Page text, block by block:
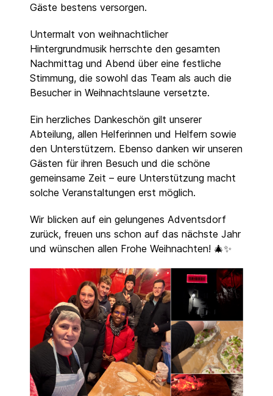
Gäste bestens versorgen.
Untermalt von weihnachtlicher
Hintergrundmusik herrschte den gesamten
Nachmittag und Abend über eine festliche
Stimmung, die sowohl das Team als auch die
Besucher in Weihnachtslaune versetzte.
Ein herzliches Dankeschön gilt unserer
Abteilung, allen Helferinnen und Helfern sowie
den Unterstützern. Ebenso danken wir unseren
Gästen für ihren Besuch und die schöne
gemeinsame Zeit – eure Unterstützung macht
solche Veranstaltungen erst möglich.
Wir blicken auf ein gelungenes Adventsdorf
zurück, freuen uns schon auf das nächste Jahr
und wünschen allen Frohe Weihnachten! 🎄✨